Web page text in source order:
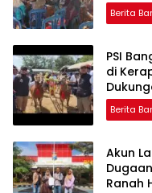
Berita
PSI
di
Berita
Akun
Ranah